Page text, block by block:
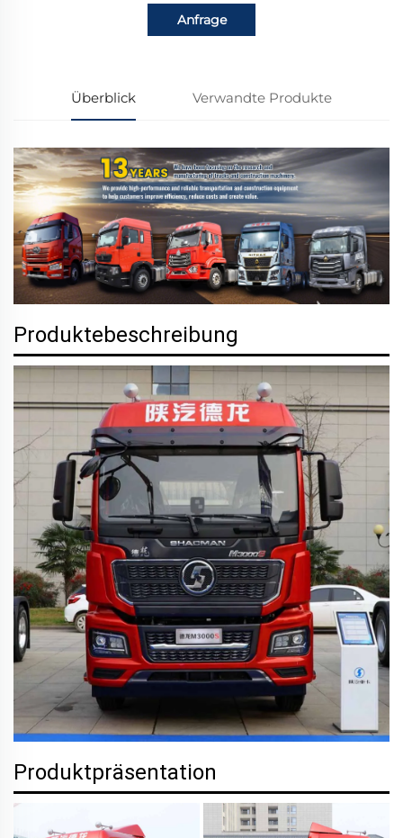
Anfrage
Überblick Verwandte Produkte
Produktebeschreibung
Produktpräsentation